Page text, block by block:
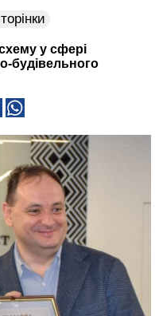
у сфері
будівельного